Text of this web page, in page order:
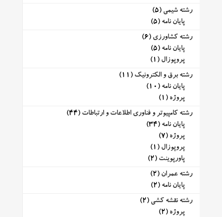
رشته شیمی (5)
پایان نامه (5)
رشته کشاورزی (6)
پایان نامه (5)
پروپوزال (1)
رشته برق و الکترونیک (11)
پایان نامه (10)
پروژه (1)
رشته کامپیوتر و فناوری اطلاعات و ارتباطات (44)
پایان نامه (34)
پروژه (7)
پروپوزال (1)
پاورپوینت (2)
رشته عمران (2)
پایان نامه (2)
رشته نقشه کشی (2)
پروژه (2)